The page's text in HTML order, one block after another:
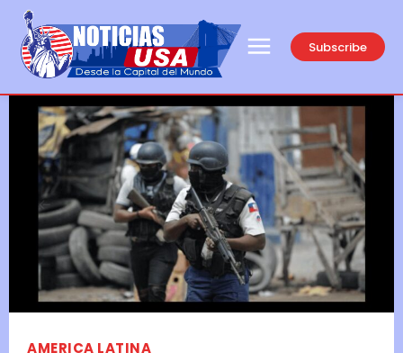
Subscribe
AMERICA LATINA